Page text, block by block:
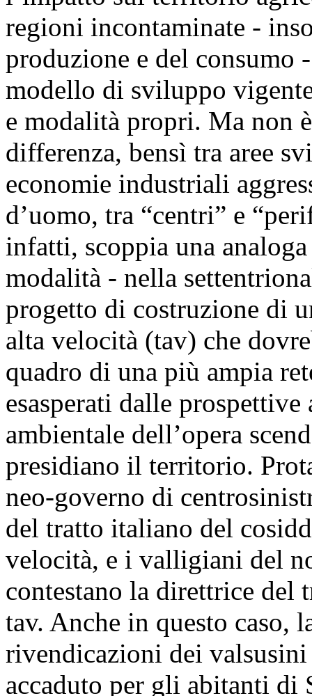
regioni incontaminate -
produzione e del
modello di sviluppo
e modalità propri. Ma non
differenza, bensì tra aree
economie industriali
d’uomo, tra “centri” e
infatti, scoppia una
modalità - nella
progetto di costruzione di
alta velocità (tav) che
quadro di una più ampia
esasperati dalle
ambientale dell’opera
presidiano il territorio.
neo-governo di
del tratto italiano del
velocità, e i valligiani del
contestano la direttrice del
tav. Anche in questo caso,
rivendicazioni dei valsusini
accaduto per gli abitanti di